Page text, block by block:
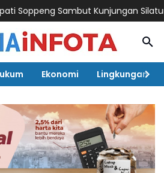
Sambut Kunjungan Silaturahmi
Ekonomi Lingkungan